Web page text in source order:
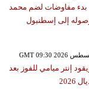
بدء مفاوضات لضم محمد
إلى إسطنبول
إنتر ميامي للفوز بعد
2026